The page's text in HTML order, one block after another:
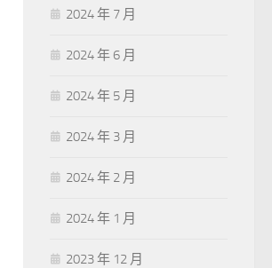
2024 年 7 月
2024 年 6 月
2024 年 5 月
2024 年 3 月
2024 年 2 月
2024 年 1 月
2023 年 12 月